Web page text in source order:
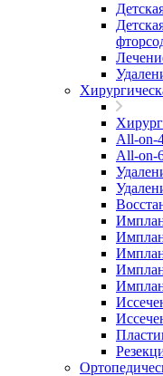
All-on-
All-on-